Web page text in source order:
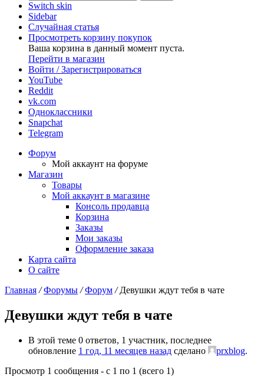
Switch skin
Sidebar
Случайная статья
Просмотреть корзину покупок
Ваша корзина в данный момент пуста.
Перейти в магазин
Войти / Зарегистрироваться
YouTube
Reddit
vk.com
Одноклассники
Snapchat
Telegram
Форум
Мой аккаунт на форуме
Магазин
Товары
Мой аккаунт в магазине
Консоль продавца
Корзина
Заказы
Мои заказы
Оформление заказа
Карта сайта
О сайте
Главная / Форумы / Форум / Девушки ждут тебя в чате
Девушки ждут тебя в чате
В этой теме 0 ответов, 1 участник, последнее
обновление 1 год, 11 месяцев назад сделано prxblog.
Просмотр 1 сообщения - с 1 по 1 (всего 1)